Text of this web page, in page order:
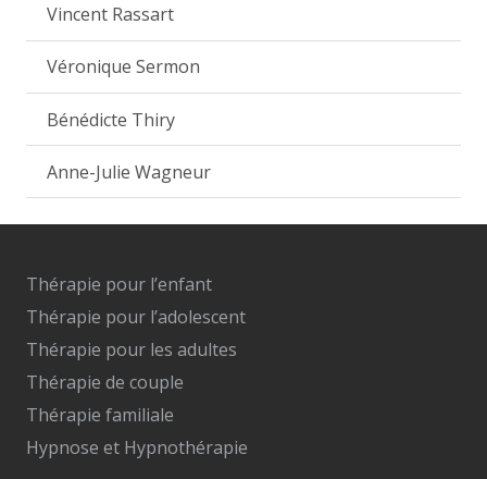
Vincent Rassart
Véronique Sermon
Bénédicte Thiry
Anne-Julie Wagneur
Thérapie pour l’enfant
Thérapie pour l’adolescent
Thérapie pour les adultes
Thérapie de couple
Thérapie familiale
Hypnose et Hypnothérapie